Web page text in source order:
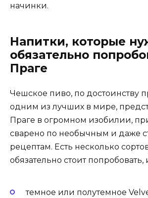
начинки.
Напитки, которые
обязательно
Праге
Чешское пиво, по достоинству
одним из лучших в мире,
Праге в огромном изобилии,
сварено по необычным и даже
рецептам. Есть несколько
обязательно стоит попробовать,
темное или полутемное